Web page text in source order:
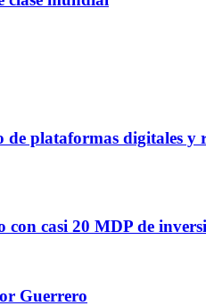
plataformas digitales y
con casi 20 MDP de
Guerrero